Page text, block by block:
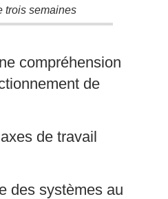
trois semaines
compréhension
de
de travail
des systèmes au